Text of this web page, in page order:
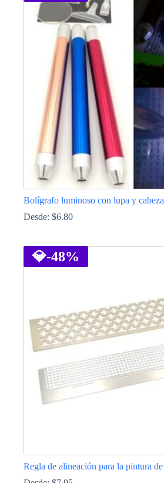
Bolígrafo luminoso con lupa y
Desde: $6.80
producto
tiene
múltiples
pueden
elegir
en
producto
💎-48%
Regla de alineación para la pintura